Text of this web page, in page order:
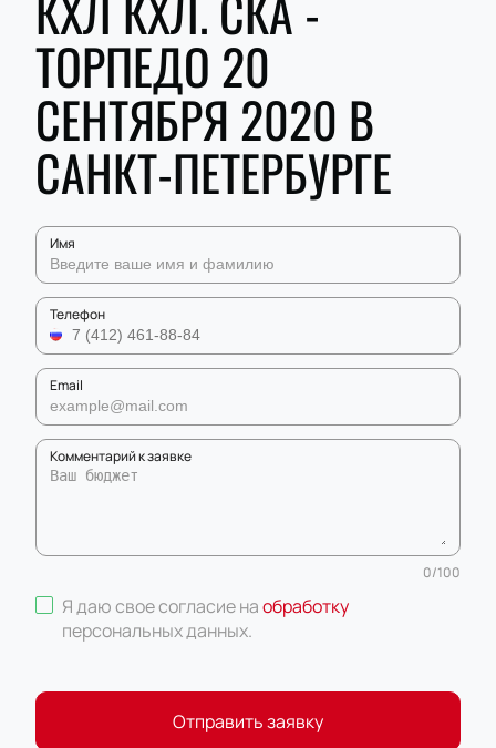
ТОРПЕДО 20
СЕНТЯБРЯ 2020 В
САНКТ-ПЕТЕРБУРГЕ
Имя
Телефон
Email
Комментарий к заявке
0/100
Я даю свое согласие наобработку
персональных данных.
Отправить заявку